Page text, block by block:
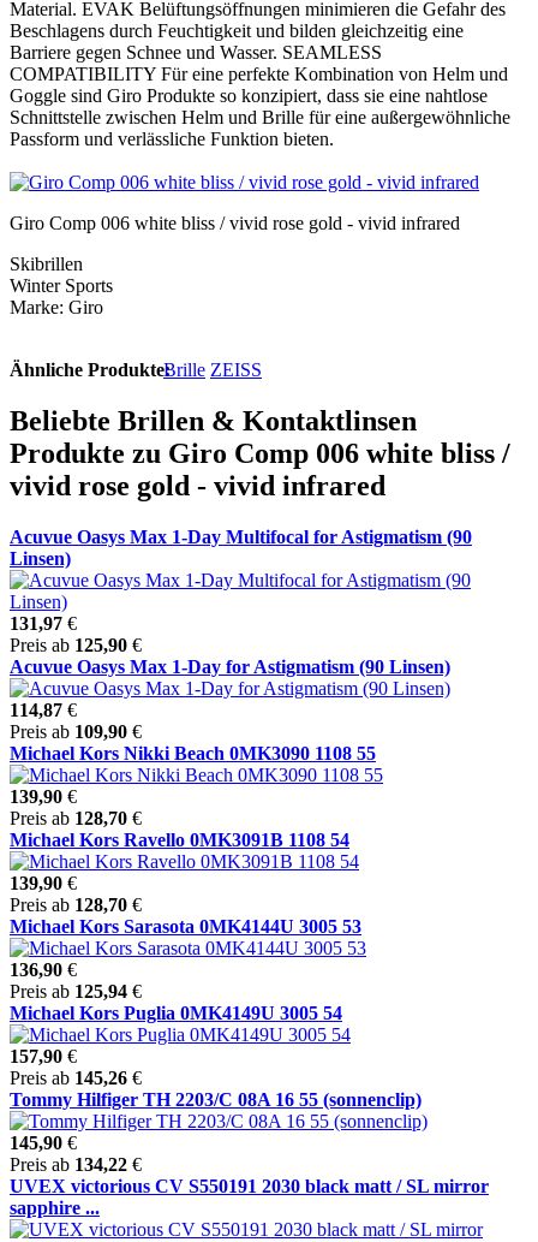
Material. EVAK Belüftungsöffnungen minimieren die Gefahr des
Beschlagens durch Feuchtigkeit und bilden gleichzeitig eine
Barriere gegen Schnee und Wasser. SEAMLESS
COMPATIBILITY Für eine perfekte Kombination von Helm und
Goggle sind Giro Produkte so konzipiert, dass sie eine nahtlose
Schnittstelle zwischen Helm und Brille für eine außergewöhnliche
Passform und verlässliche Funktion bieten.
Giro Comp 006 white bliss / vivid rose gold - vivid infrared
Skibrillen
Winter Sports
Marke: Giro
Ähnliche Produkte:Brille ZEISS
Beliebte Brillen & Kontaktlinsen
Produkte zu Giro Comp 006 white bliss /
vivid rose gold - vivid infrared
Acuvue Oasys Max 1-Day Multifocal for Astigmatism (90
Linsen)
131,97 €
Preis ab 125,90 €
Acuvue Oasys Max 1-Day for Astigmatism (90 Linsen)
114,87 €
Preis ab 109,90 €
Michael Kors Nikki Beach 0MK3090 1108 55
139,90 €
Preis ab 128,70 €
Michael Kors Ravello 0MK3091B 1108 54
139,90 €
Preis ab 128,70 €
Michael Kors Sarasota 0MK4144U 3005 53
136,90 €
Preis ab 125,94 €
Michael Kors Puglia 0MK4149U 3005 54
157,90 €
Preis ab 145,26 €
Tommy Hilfiger TH 2203/C 08A 16 55 (sonnenclip)
145,90 €
Preis ab 134,22 €
UVEX victorious CV S550191 2030 black matt / SL mirror
sapphire ...